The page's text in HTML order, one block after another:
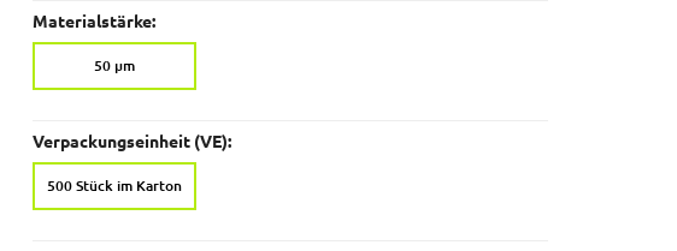
Materialstärke:
50 µm
Verpackungseinheit (VE):
500 Stück im Karton